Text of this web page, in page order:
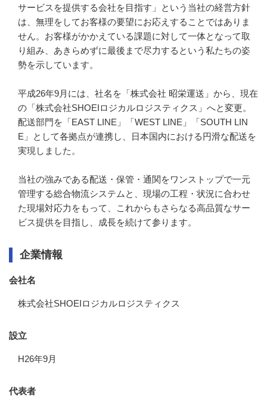
サービスを提供する会社を目指す」という当社の経営方針
は、無理をしてお客様の要望にお応えすることではありま
せん。お客様がかかえている課題に対して一体となって取
り組み、あきらめずに最後まで尽力するという私たちの姿
勢を示しています。
平成26年9月には、社名を「株式会社 昭栄運送」から、現在
の「株式会社SHOEIロジカルロジスティクス」へと変更。
配送部門を「EAST LINE」「WEST LINE」「SOUTH LIN
E」として各拠点が連携し、日本国内における円滑な配送を
実現しました。
当社の強みである配送・保管・通関をワンストップで一元
管理する総合物流システムと、現場の工程・状況に合わせ
た現場対応力をもって、これからもさらなる高品質なサー
ビス提供を目指し、成長を続けて参ります。
企業情報
会社名
株式会社SHOEIロジカルロジスティクス
設立
H26年9月
代表者